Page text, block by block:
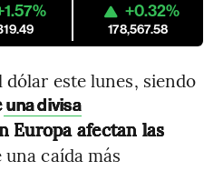
+0.32%
178,567.58
este lunes, siendo
una divisa
Europa afectan las
caída más